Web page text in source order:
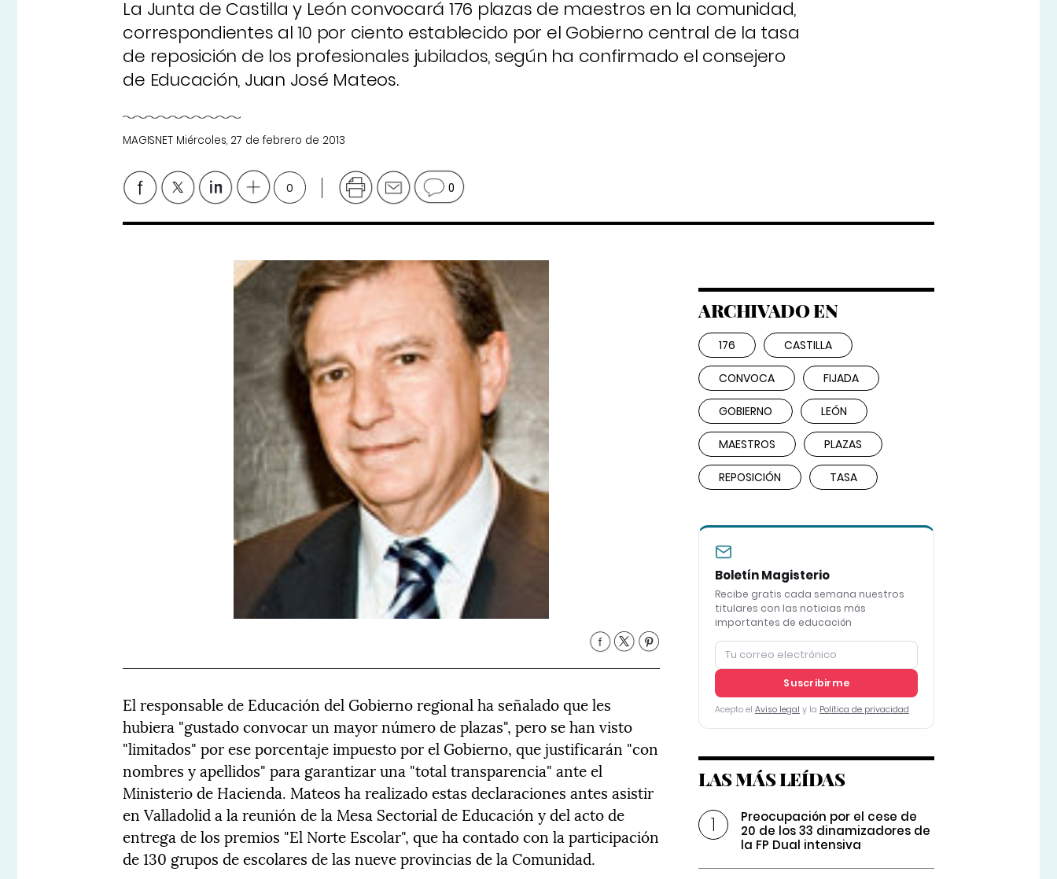
La Junta de Castilla y León convocará 176 plazas de maestros en la comunidad,
correspondientes al 10 por ciento establecido por el Gobierno central de la tasa
de reposición de los profesionales jubilados, según ha confirmado el consejero
de Educación, Juan José Mateos.
MAGISNET Miércoles, 27 de febrero de 2013
0 0
El responsable de Educación del Gobierno regional ha señalado que les
hubiera "gustado convocar un mayor número de plazas", pero se han visto
"limitados" por ese porcentaje impuesto por el Gobierno, que justificarán "con
nombres y apellidos" para garantizar una "total transparencia" ante el
Ministerio de Hacienda. Mateos ha realizado estas declaraciones antes asistir
en Valladolid a la reunión de la Mesa Sectorial de Educación y del acto de
entrega de los premios "El Norte Escolar", que ha contado con la participación
de 130 grupos de escolares de las nueve provincias de la Comunidad.
ARCHIVADO EN
176 CASTILLA
CONVOCA FIJADA
GOBIERNO LEÓN
MAESTROS PLAZAS
REPOSICIÓN TASA
Boletín Magisterio
Recibe gratis cada semana nuestros
titulares con las noticias más
importantes de educación
Suscribirme
Acepto el Aviso legal y la Política de privacidad
LAS MÁS LEÍDAS
Preocupación por el cese de
20 de los 33 dinamizadores de
la FP Dual intensiva